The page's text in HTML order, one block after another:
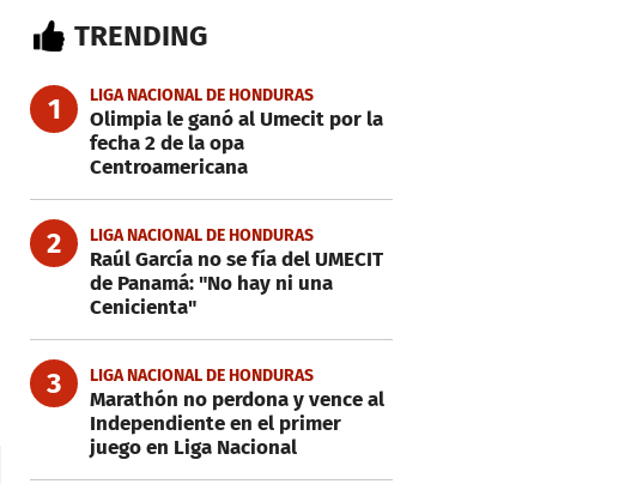
TRENDING
1 LIGA NACIONAL DE HONDURAS
Olimpia le ganó al Umecit por la
fecha 2 de la opa
Centroamericana
2 LIGA NACIONAL DE HONDURAS
Raúl García no se fía del UMECIT
de Panamá: "No hay ni una
Cenicienta"
3 LIGA NACIONAL DE HONDURAS
Marathón no perdona y vence al
Independiente en el primer
juego en Liga Nacional